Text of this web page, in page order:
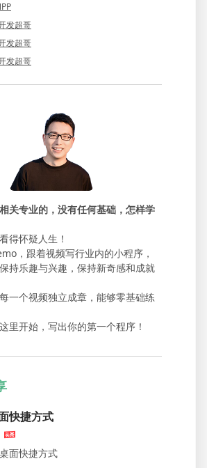
发超哥
发超哥
发超哥
关专业的，没有任何基础，怎样学
得怀疑人生！
，跟着视频写行业内的小程序，
持乐趣与兴趣，保持新奇感和成就
一个视频独立成章，能够零基础练
里开始，写出你的第一个程序！
快捷方式
面快捷方式